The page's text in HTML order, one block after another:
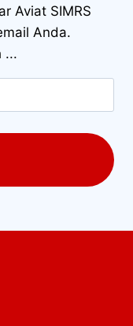
Aviat SIMRS
Anda.
...